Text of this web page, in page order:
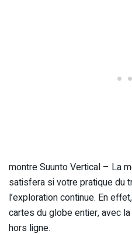
montre Suunto Vertical – La
satisfera si votre pratique du
l’exploration continue. En
cartes du globe entier, avec
hors ligne.